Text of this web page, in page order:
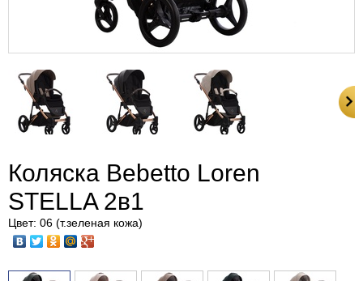
Коляска Bebetto Loren
STELLA 2в1
Цвет: 06 (т.зеленая кожа)